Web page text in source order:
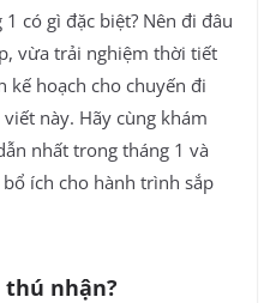
1 có gì đặc biệt? Nên đi đâu
vừa trải nghiệm thời tiết
kế hoạch cho chuyến đi
này. Hãy cùng khám
nhất trong tháng 1 và
ích cho hành trình sắp
thú nhận?